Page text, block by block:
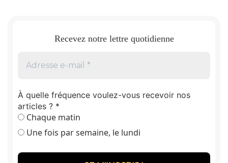
Recevez notre lettre quotidienne
À quelle fréquence voulez-vous recevoir nos
articles ? *
Chaque matin
Une fois par semaine, le lundi